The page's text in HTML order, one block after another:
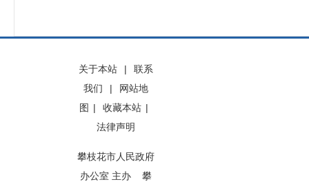
关于本站 |
联系
我们
|
网站地
图 | 收藏本站 |
法律声明
攀枝花市人民政府
办公室 主办 攀